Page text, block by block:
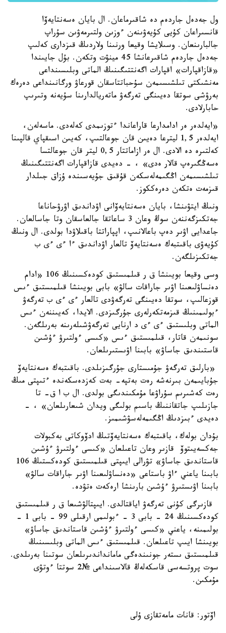
ول جەدەل جاردەم دە شاقىرماعان. ال بايان ەسەنتايەۆا
قانسىراعان كۇيى كۇيەۋىنەن ءوزىن ولتىرمەۋىن سۇراپ
جالبارىنعان. وسىلايشا وقيعا ورنىنا ولاردىڭ قىزدارى كەلىپ
جەدەل جاردەم شاقىرعانشا 45 مينۋت وتكەن. بۇل جايىندا
«قازاقپارات» اقپارات اگەنتتىگىنىڭ الماتى وبلىسىنداعى
مەنشىكتى تىلشىسىمەن سۇحباتتاسقان قورعاۋ ورگانىنداعى دەرەك
بەرۋشى سوتقا دەيىنگى تەرگەۋ ماتەريالدارىنا سۇيەنە وتىرىپ
حابارلادى.
«ايەلدەر ەر ادامدارعا قاراعاندا ءتوزىمدى كەلەدى. ماسەلەن،
ايەلدەر 1,5 ليترعا دەيىن قان جوعالتىپ، كەيىن اسىقپاي قالپىنا
كەلتىرە دە الادى. ال ەر ازاماتتار 0,5 ليتر قان جوعالتسا
ەسەڭگىرەپ قالار ەدى» ، - دەيدى قازاقپارات اگەنتتىگىنىڭ
تىلشىسىمەن اڭگىمەلەسكەن قۇقىق جۇيەسىندە ۇزاق جىلدار
قىزمەت ەتكەن دەرەككوز.
ونىڭ ايتۋىنشا، بايان ەسەنتايەۆانى اۋداندىق اۋرۋحاناعا
جەتكىزگەننەن سوڭ وعان 3 ساعاتقا جالعاسقان وتا جاسالعان.
جاعدايى اۋىر دەپ باعالانىپ، اپپاراتتا باقىلاۋدا بولدى. ال ونىڭ
كۇيەۋى باقىتبەك ەسەنتايەۆ تالعار اۋداندىق ءا ءى ءى ب
جەتكىزىلگەن.
وسى وقيعا بويىنشا ق ر قىلمىستىق كودەكسىنىڭ 106 «ادام
دەنساۋلىعىنا اۋىر جاراقات سالۋ» بابى بويىنشا قىلمىستىق ءىس
قوزعالىپ، سوتقا دەيىنگى تەرگەۋدى تالعار ءى ءى ب تەرگەۋ
ءبولىمىنىڭ قىزمەتكەرلەرى جۇرگىزدى. الايدا، كەيىننەن ءىس
الماتى وبلىستىق ءى ءى د ارنايى تەرگەۋشىلەرىنە بەرىلگەن.
سونىمەن قاتار، قىلمىستىق ءىس «كىسى ءولتىرۋ ءۇشىن
قاستىندىق جاساۋ» بابىنا اۋىستىرىلعان.
«بارلىق تەرگەۋ جۇمىستارى جۇرگىزىلدى. باقىتبەك ەسەنتايەۆ
جۇبايىمەن بىرنەشە رەت بەتپە- بەت كەزدەسكەندە ءتىپتى مىڭ
رەت كەشىرىم سۇراۋعا مۇمكىندىگى بولدى. ال ب ا ق- تا
جازىلىپ جاتقاننىڭ باسىم بولىگى ويدان شىعارىلعان» ، -
دەيدى ءبىزدىڭ اڭگىمەلەسۋشىمىز.
بۇدان بولەك، باقىتبەك ەسەنتايەۆتىڭ ادۆوكاتى بەكبولات
جەكسەيىتوۆ قازىر وعان تاعىلعان «كىسى ءولتىرۋ ءۇشىن
قاستاندىق جاساۋ» تۋرالى ايىپتى قىلمىستىق كودەكستىڭ 106
بابىنا ياعني ءاۋ باستاعى «دەنساۋلىعىنا اۋىر جاراقات سالۋ»
بابىنا اۋىستىرۋ ءۇشىن بارىنشا ارەكەت ەتۋدە.
قازىرگى كۇنى تەرگەۋ اياقتالدى. ايىپتالۋشىعا ق ر قىلمىستىق
كودەكسىنىڭ 24 - بابى 3 - ءبولىمى ارقىلى 99 - بابى 1 -
بولىمىنە، ياعني «كىسى ءولتىرۋ ءۇشىن قاستاندىق جاساۋ»
بويىنشا ايىپ تاعىلعان. قىلمىستىق ءىس الماتى وبلىسىنىڭ
قىلمىستىق ىستەر جونىندەگى مامانداندىرىلعان سوتىنا بەرىلدى.
سوت پروتسەسى قاسكەلەڭ قالاسىنداعى №2 سوتتا ءوتۋى
مۇمكىن.
اۆتور: قانات مامەتقازى ۇلى